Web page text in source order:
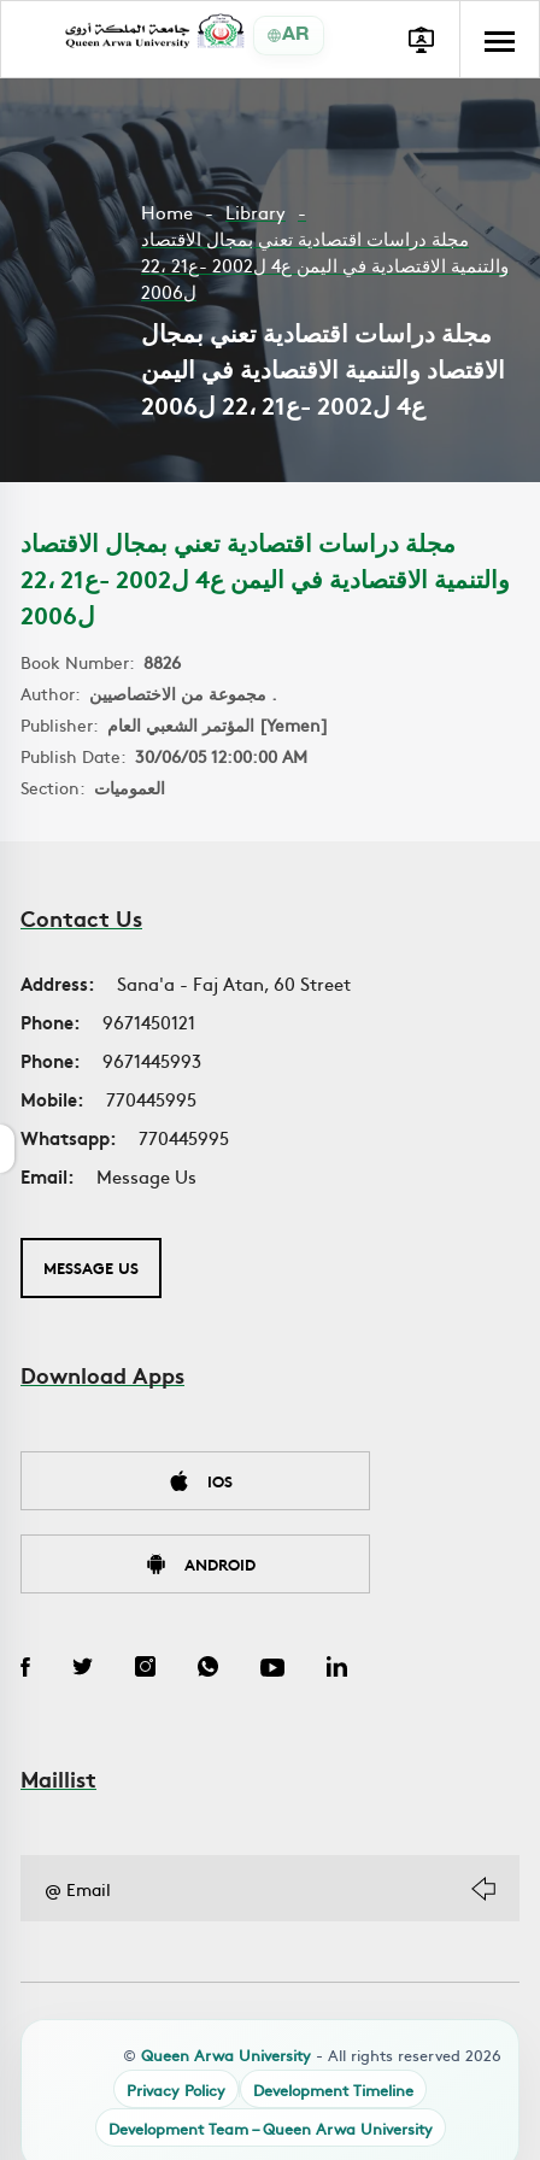
AR
Home
Library
مجلة دراسات اقتصادية تعني بمجال الاقتصاد
والتنمية الاقتصادية في اليمن ع4 ل2002 -ع21 ،22
ل2006
مجلة دراسات اقتصادية تعني بمجال
الاقتصاد والتنمية الاقتصادية في اليمن
ع4 ل2002 -ع21 ،22 ل2006
مجلة دراسات اقتصادية تعني بمجال الاقتصاد
والتنمية الاقتصادية في اليمن ع4 ل2002 -ع21 ،22
ل2006
Book Number: 8826
Author:
مجموعة من الاختصاصيين .
Publisher:
المؤتمر الشعبي العام [Yemen]
Publish Date: 30/06/05 12:00:00 AM
Section: العموميات
Contact Us
Address:
Sana'a - Faj Atan, 60 Street
Phone:
9671450121
Phone:
9671445993
Mobile:
770445995
Whatsapp:
770445995
Email:
Message Us
MESSAGE US
Download Apps
IOS
ANDROID
Maillist
© Queen Arwa University - All rights reserved 2026
Privacy Policy
Development Timeline
Development Team – Queen Arwa University